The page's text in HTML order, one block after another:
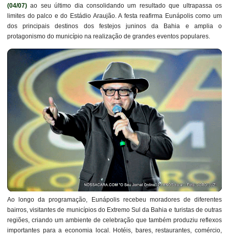
(04/07) ao seu último dia consolidando um resultado que ultrapassa os
limites do palco e do Estádio Araujão. A festa reafirma Eunápolis como um
dos principais destinos dos festejos juninos da Bahia e amplia o
protagonismo do município na realização de grandes eventos populares.
Ao longo da programação, Eunápolis recebeu moradores de diferentes
bairros, visitantes de municípios do Extremo Sul da Bahia e turistas de outras
regiões, criando um ambiente de celebração que também produziu reflexos
importantes para a economia local. Hotéis, bares, restaurantes, comércio,